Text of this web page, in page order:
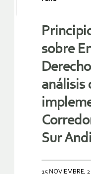
sobre
análisis
Sur
15 NOVIEMBRE,